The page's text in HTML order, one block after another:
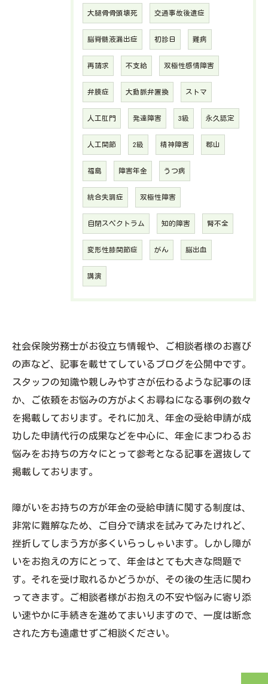
大腿骨骨頭壊死 交通事故後遺症
脳脊髄液漏出症 初診日 難病
再請求 不支給 双極性感情障害
弁膜症 大動脈弁置換 ストマ
人工肛門 発達障害 3級 永久認定
人工関節 2級 精神障害 郡山
福島 障害年金 うつ病
統合失調症 双極性障害
自閉スペクトラム 知的障害 腎不全
変形性膝関節症 がん 脳出血
講演
社会保険労務士がお役立ち情報や、ご相談者様のお喜び
の声など、記事を載せてしているブログを公開中です。
スタッフの知識や親しみやすさが伝わるような記事のほ
か、ご依頼をお悩みの方がよくお尋ねになる事例の数々
を掲載しております。それに加え、年金の受給申請が成
功した申請代行の成果などを中心に、年金にまつわるお
悩みをお持ちの方々にとって参考となる記事を選抜して
掲載しております。
障がいをお持ちの方が年金の受給申請に関する制度は、
非常に難解なため、ご自分で請求を試みてみたけれど、
挫折してしまう方が多くいらっしゃいます。しかし障が
いをお抱えの方にとって、年金はとても大きな問題で
す。それを受け取れるかどうかが、その後の生活に関わ
ってきます。ご相談者様がお抱えの不安や悩みに寄り添
い速やかに手続きを進めてまいりますので、一度は断念
された方も遠慮せずご相談ください。